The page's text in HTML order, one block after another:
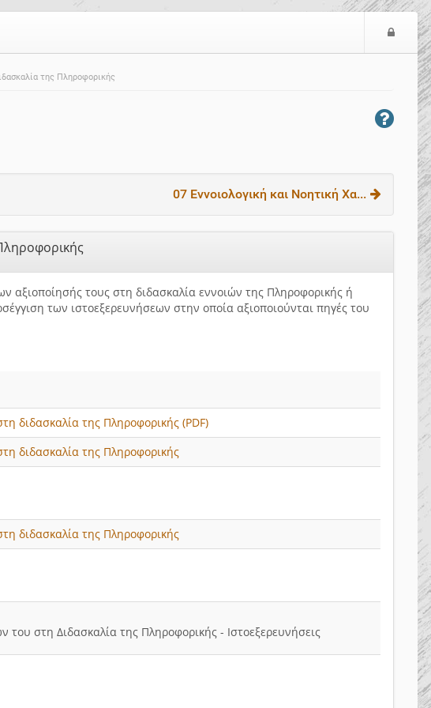
της Πληροφορικής
07 Εννοιολογική και Νοητική Χα...
αξιοποίησής τους στη διδασκαλία εννοιών της Πληροφορικής ή
των ιστοεξερευνήσεων στην οποία αξιοποιούνται πηγές του
διδασκαλία της Πληροφορικής (PDF)
διδασκαλία της Πληροφορικής
διδασκαλία της Πληροφορικής
του στη Διδασκαλία της Πληροφορικής - Ιστοεξερευνήσεις